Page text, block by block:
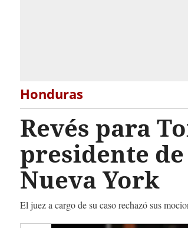
Honduras
Revés para
presidente
Nueva York
El juez a cargo de su caso rechazó sus